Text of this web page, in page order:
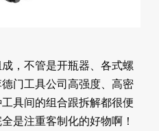
，不管是开瓶器、各式螺
门工具公司高强度、高密
具间的组合跟拆解都很便
是注重客制化的好物啊！